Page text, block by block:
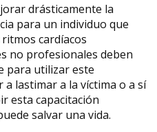
drásticamente la
para un individuo que
cardíacos
no profesionales deben
para utilizar este
lastimar a la víctima o a sí
esta capacitación
salvar una vida.